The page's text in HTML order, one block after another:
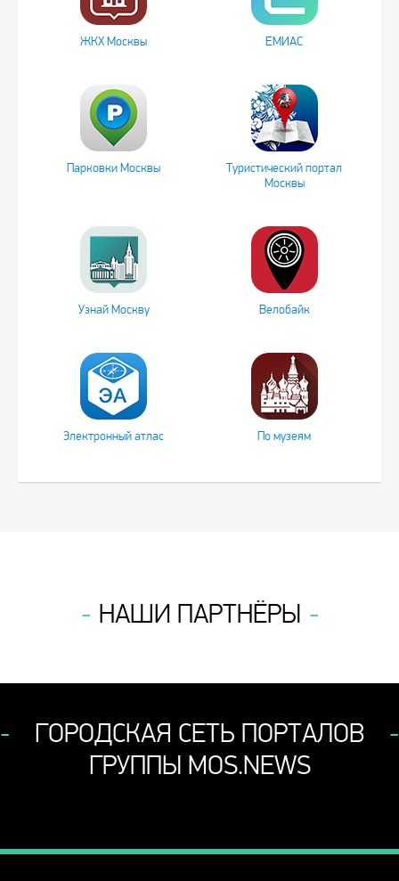
ЖКХ Москвы ЕМИАС
Парковки Москвы
Туристический портал
Москвы
Узнай Москву Велобайк
Электронный атлас По музеям
НАШИ ПАРТНЁРЫ
ГОРОДСКАЯ СЕТЬ ПОРТАЛОВ
ГРУППЫ MOS.NEWS